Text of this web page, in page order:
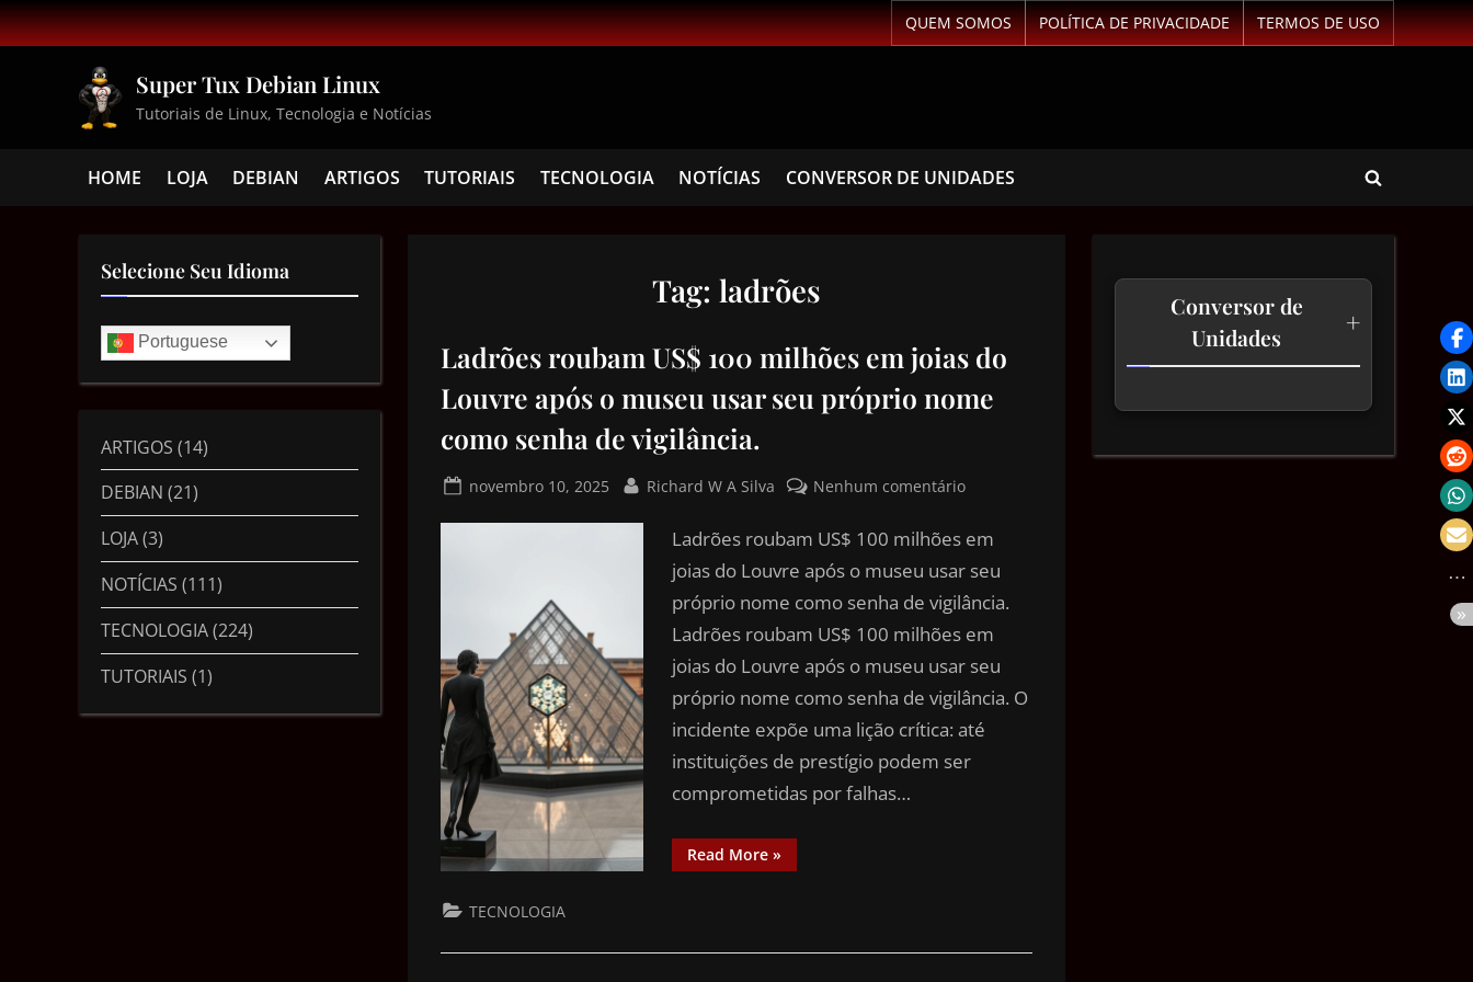
QUEM SOMOS POLÍTICA DE PRIVACIDADE TERMOS DE USO
Super Tux Debian Linux
Tutoriais de Linux, Tecnologia e Notícias
HOME LOJA DEBIAN ARTIGOS TUTORIAIS TECNOLOGIA NOTÍCIAS CONVERSOR DE UNIDADES
Tag: ladrões
Ladrões roubam US$ 100 milhões em joias do
Louvre após o museu usar seu próprio nome
como senha de vigilância.
novembro 10, 2025 Richard W A Silva Nenhum comentário
Ladrões roubam US$ 100 milhões em
joias do Louvre após o museu usar seu
próprio nome como senha de vigilância.
Ladrões roubam US$ 100 milhões em
joias do Louvre após o museu usar seu
próprio nome como senha de vigilância. O
incidente expõe uma lição crítica: até
instituições de prestígio podem ser
comprometidas por falhas…
Read More»
TECNOLOGIA
Selecione Seu Idioma
Portuguese
ARTIGOS (14)
DEBIAN (21)
LOJA(3)
NOTÍCIAS (111)
TECNOLOGIA(224)
TUTORIAIS (1)
Conversor de
Unidades
+
Comprimento